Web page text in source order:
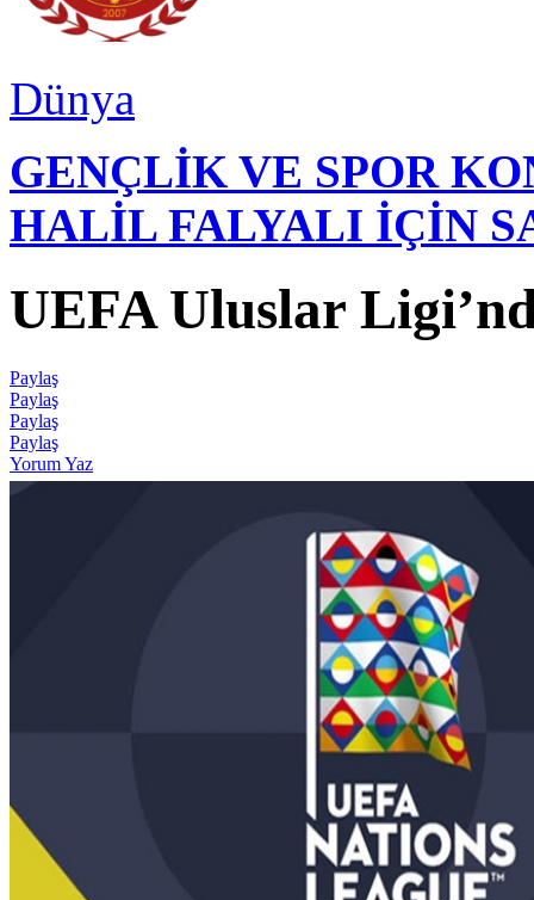
Dünya
GENÇLİK VE SPOR
HALİL FALYALI İÇİN
UEFA Uluslar
Paylaş
Paylaş
Paylaş
Paylaş
Yorum Yaz